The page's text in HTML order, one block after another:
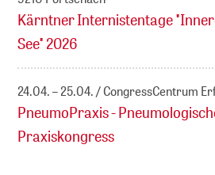
Kärntner Internistentage
See" 2026
24.04. – 25.04. CongressCentrum
PneumoPraxis -
Praxiskongress